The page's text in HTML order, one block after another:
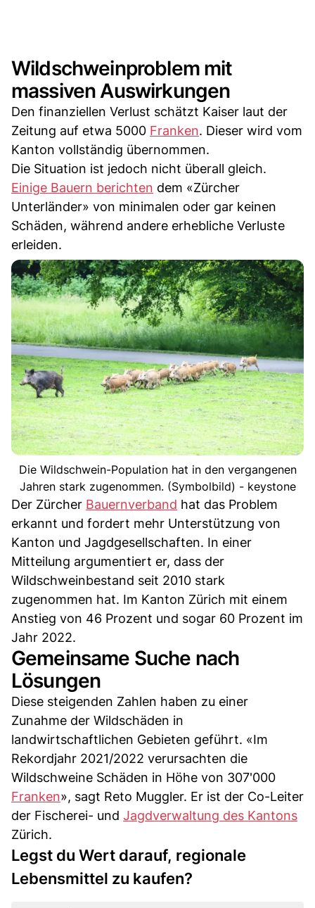
Wildschweinproblem mit
massiven Auswirkungen
Den finanziellen Verlust schätzt Kaiser laut der
Zeitung auf etwa 5000 Franken. Dieser wird vom
Kanton vollständig übernommen.
Die Situation ist jedoch nicht überall gleich.
Einige Bauern berichten dem «Zürcher
Unterländer» von minimalen oder gar keinen
Schäden, während andere erhebliche Verluste
erleiden.
Die Wildschwein-Population hat in den vergangenen
Jahren stark zugenommen. (Symbolbild) - keystone
Der Zürcher Bauernverband hat das Problem
erkannt und fordert mehr Unterstützung von
Kanton und Jagdgesellschaften. In einer
Mitteilung argumentiert er, dass der
Wildschweinbestand seit 2010 stark
zugenommen hat. Im Kanton Zürich mit einem
Anstieg von 46 Prozent und sogar 60 Prozent im
Jahr 2022.
Gemeinsame Suche nach
Lösungen
Diese steigenden Zahlen haben zu einer
Zunahme der Wildschäden in
landwirtschaftlichen Gebieten geführt. «Im
Rekordjahr 2021/2022 verursachten die
Wildschweine Schäden in Höhe von 307'000
Franken», sagt Reto Muggler. Er ist der Co-Leiter
der Fischerei- und Jagdverwaltung des Kantons
Zürich.
Legst du Wert darauf, regionale
Lebensmittel zu kaufen?